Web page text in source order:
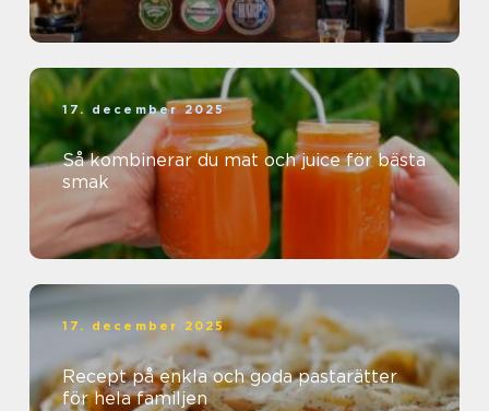
17. december 2025
Så kombinerar du mat och juice för bästa
smak
17. december 2025
Recept på enkla och goda pastarätter
för hela familjen